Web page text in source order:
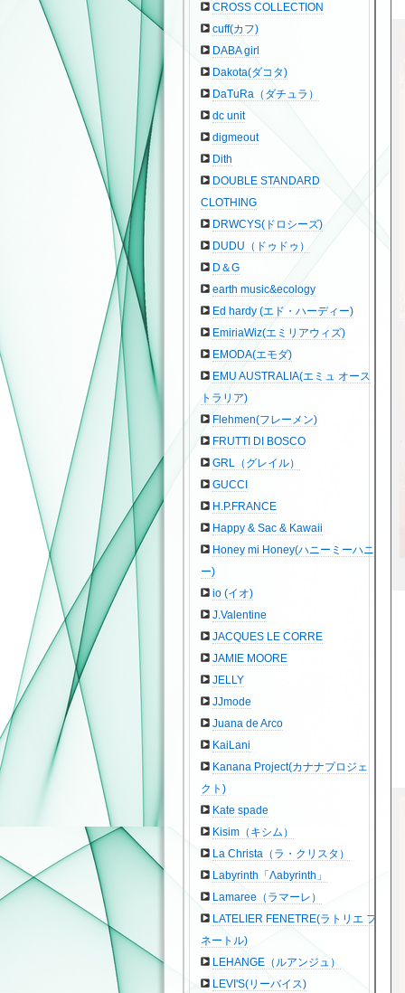
CROSS COLLECTION
cuff(カフ)
DABA girl
Dakota(ダコタ)
DaTuRa（ダチュラ）
dc unit
digmeout
Dith
DOUBLE STANDARD
CLOTHING
DRWCYS(ドロシーズ)
DUDU（ドゥドゥ）
D＆G
earth music&ecology
Ed hardy (エド・ハーディー)
EmiriaWiz(エミリアウィズ)
EMODA(エモダ)
EMU AUSTRALIA(エミュ オース
トラリア)
Flehmen(フレーメン)
FRUTTI DI BOSCO
GRL（グレイル）
GUCCI
H.P.FRANCE
Happy & Sac & Kawaii
Honey mi Honey(ハニーミーハニ
ー)
io (イオ)
J.Valentine
JACQUES LE CORRE
JAMIE MOORE
JELLY
JJmode
Juana de Arco
KaiLani
Kanana Project(カナナプロジェ
クト)
Kate spade
Kisim（キシム）
La Christa（ラ・クリスタ）
Labyrinth「Λabyrinth」
Lamaree（ラマーレ）
LATELIER FENETRE(ラトリエ フ
ネートル)
LEHANGE（ルアンジュ）
LEVI'S(リーバイス)